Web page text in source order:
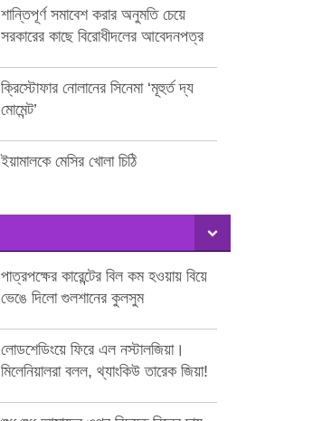
শান্তিপূর্ণ সমাবেশ করার অনুমতি চেয়ে
সরকারের কাছে বিরোধীদলের আবেদনপত্র
ক্রিস্টোফার নোলানের সিনেমা ‘মূহুর্ত দ্য
মোমেন্ট’
ইয়ামালকে মেসির খোলা চিঠি
পাত্রপক্ষের কারেন্টের বিল কম হওয়ায় বিয়ে
ভেঙে দিলো গুলশানের কুলসুম
লোডশেডিংয়ে ফিরে এল নস্টালজিয়া।
মিলেনিয়ালরা বলল, থ্যাংকিউ তারেক জিয়া!